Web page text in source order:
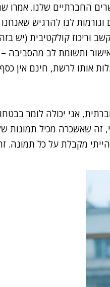
החברתיים שלנו. אמרו
לנו להרגיש
וריכוז קולקטיבית (יש בזה
ותשומת לב מהסביבה
אותו לרשת, חינם אין כסף
אני יכולה לומר
זה שאשכרה מכיל תמונות
מקבלת על כל תמונה.